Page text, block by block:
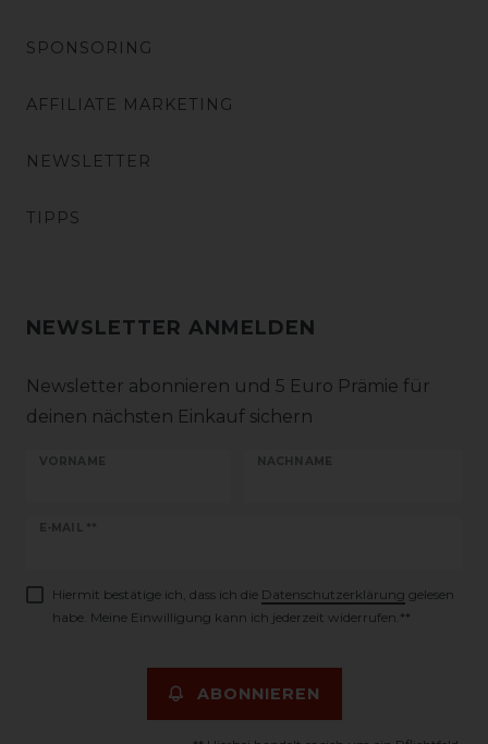
SPONSORING
AFFILIATE MARKETING
NEWSLETTER
TIPPS
NEWSLETTER ANMELDEN
Newsletter abonnieren und 5 Euro Prämie für
deinen nächsten Einkauf sichern
VORNAME NACHNAME
E-MAIL **
Newsletter
Hiermit bestätige ich, dass ich die Daten­schutz­erklärung gelesen
habe. Meine Einwilligung kann ich jederzeit widerrufen.**
ABONNIEREN